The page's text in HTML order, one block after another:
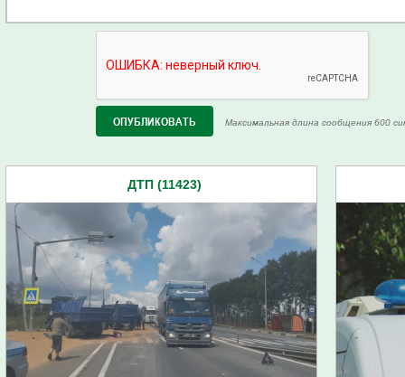
Максимальная длина сообщения 600
ДТП (11423)